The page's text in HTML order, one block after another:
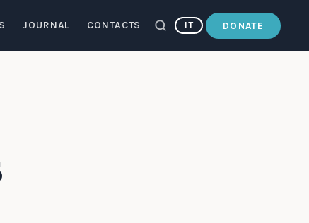
JOURNAL CONTACTS IT DONATE